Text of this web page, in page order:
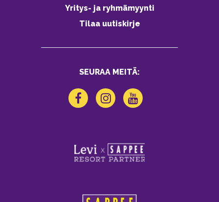
Yritys- ja ryhmämyynti
Tilaa uutiskirje
SEURAA MEITÄ: